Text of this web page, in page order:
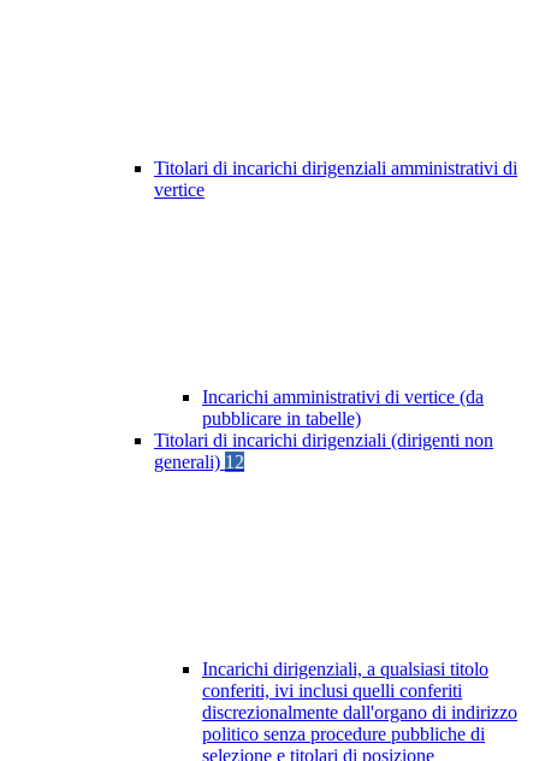
Titolari di incarichi dirigenziali amministrativi di
vertice
Incarichi amministrativi di vertice (da
pubblicare in tabelle)
Titolari di incarichi dirigenziali (dirigenti non
generali) 12
Incarichi dirigenziali, a qualsiasi titolo
conferiti, ivi inclusi quelli conferiti
discrezionalmente dall'organo di indirizzo
politico senza procedure pubbliche di
selezione e titolari di posizione